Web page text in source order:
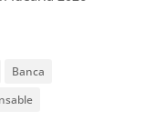
Banca